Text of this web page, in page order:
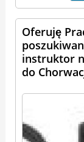
Oferuję
instruktor
do